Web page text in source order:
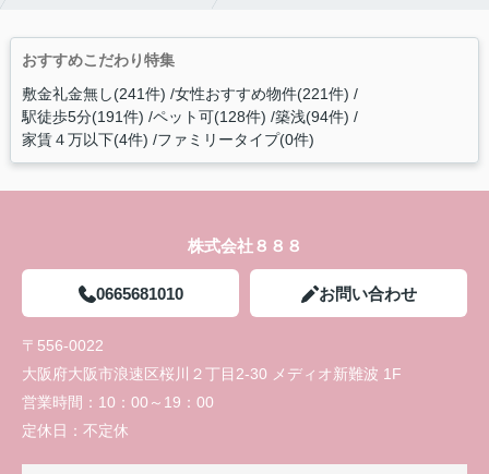
おすすめこだわり特集
敷金礼金無し(241件) 女性おすすめ物件(221件)
駅徒歩5分(191件) ペット可(128件) 築浅(94件)
家賃４万以下(4件) ファミリータイプ(0件)
株式会社８８８
0665681010 お問い合わせ
〒556-0022
大阪府大阪市浪速区桜川２丁目2-30 メディオ新難波 1F
営業時間： 10：00～19：00
定休日： 不定休